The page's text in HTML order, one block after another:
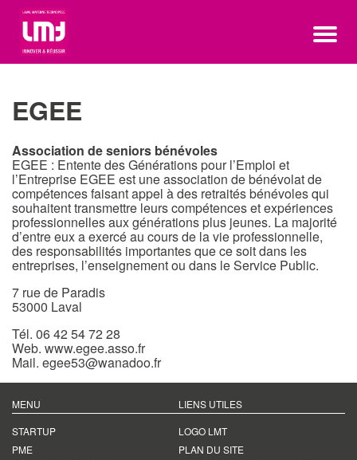
EGEE
Association de seniors bénévoles
EGEE : Entente des Générations pour l’Emploi et
l’Entreprise EGEE est une association de bénévolat de
compétences faisant appel à des retraités bénévoles qui
souhaitent transmettre leurs compétences et expériences
professionnelles aux générations plus jeunes. La majorité
d’entre eux a exercé au cours de la vie professionnelle,
des responsabilités importantes que ce soit dans les
entreprises, l’enseignement ou dans le Service Public.
7 rue de Paradis
53000 Laval
Tél. 06 42 54 72 28
Web. www.egee.asso.fr
Mail. egee53@wanadoo.fr
MENU
STARTUP
PME
LIENS UTILES
LOGO LMT
PLAN DU SITE